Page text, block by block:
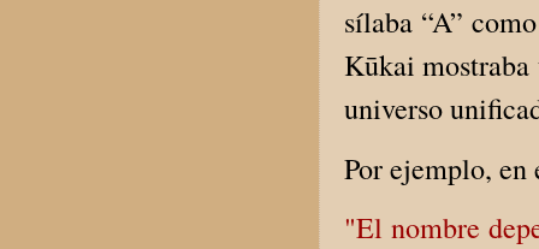
sílaba “A”
Kūkai
universo
Por ejemplo, en
"El nombre